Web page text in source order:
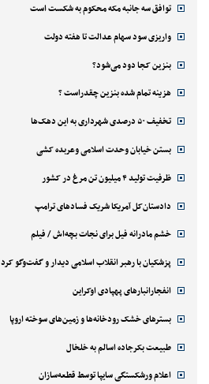
توافق سه جانبه مکه محکوم به شکست است
واریزی سود سهام عدالت تا هفته دولت
بنزین کجا دود می‌شود؟
هزینه تمام شده بنزین چقدراست ؟
تخفیف ۵۰ درصدی شهرداری به این دهک‌ها
بستن خیابان وحدت اسلامی وعربده کشی
ظرفیت تولید ۴ میلیون تن مرغ در کشور
دادستان‌کل آمریکا شریک فسادهای ترامپ
خشم مادرانه فیل برای نجات بچه‌اش / فیلم
پزشکیان با رهبر انقلاب اسلامی دیدار و گفت‌وگو کرد
انفجارانبارهای پهپادی اوکراین
بسترهای خشک رودخانه‌ها و زمین‌های سوخته اروپا
طبیعت بکرجاده اسالم به خلخال
اعلام ورشکستگی سایپا توسط قطعه‌سازان